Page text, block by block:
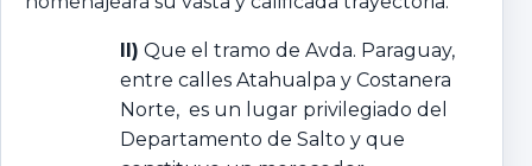
II) Que el tramo de Avda. Paraguay,
entre calles Atahualpa y Costanera
Norte, es un lugar privilegiado del
Departamento de Salto y que